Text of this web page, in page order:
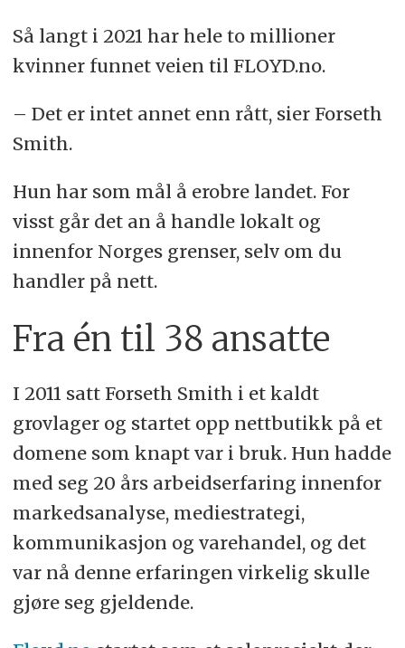
Så langt i 2021 har hele to millioner
kvinner funnet veien til FLOYD.no.
– Det er intet annet enn rått, sier Forseth
Smith.
Hun har som mål å erobre landet. For
visst går det an å handle lokalt og
innenfor Norges grenser, selv om du
handler på nett.
Fra én til 38 ansatte
I 2011 satt Forseth Smith i et kaldt
grovlager og startet opp nettbutikk på et
domene som knapt var i bruk. Hun hadde
med seg 20 års arbeidserfaring innenfor
markedsanalyse, mediestrategi,
kommunikasjon og varehandel, og det
var nå denne erfaringen virkelig skulle
gjøre seg gjeldende.